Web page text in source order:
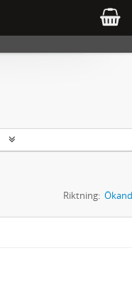
Riktning: